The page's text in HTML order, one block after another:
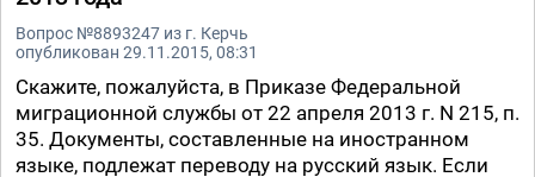
Вопрос №8893247 из г. Керчь
опубликован 29.11.2015, 08:31
Скажите, пожалуйста, в Приказе Федеральной
миграционной службы от 22 апреля 2013 г. N 215, п.
35. Документы, составленные на иностранном
языке, подлежат переводу на русский язык. Если